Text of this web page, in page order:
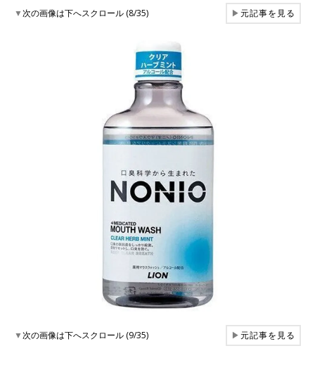
▼次の画像は下へスクロール (8/35) ▶元記事を見る
▼次の画像は下へスクロール (9/35) ▶元記事を見る